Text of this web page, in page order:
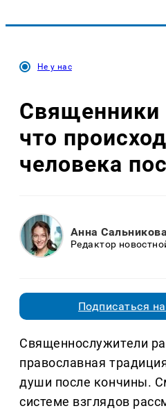
Не у нас
Священники
что
человека
Анна Сальникова
Редактор
Подписаться
Священнослужители
православная
души после кончины.
системе взглядов